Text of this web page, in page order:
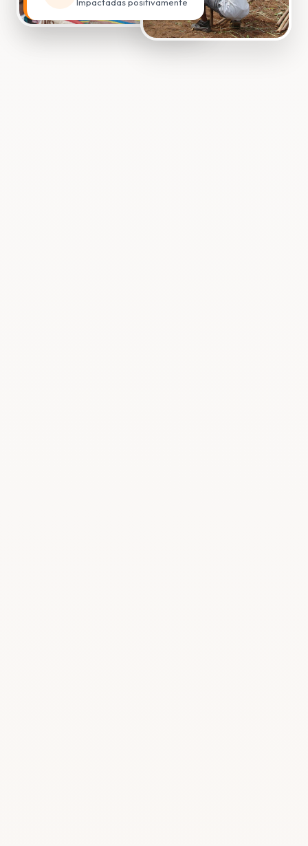
Impactadas positivamente